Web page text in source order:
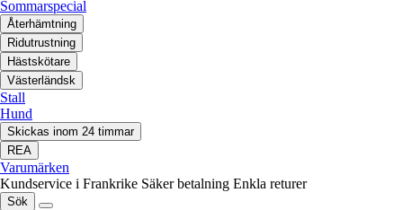
Sommarspecial
Återhämtning
Ridutrustning
Hästskötare
Västerländsk
Stall
Hund
Skickas inom 24 timmar
REA
Varumärken
Kundservice i Frankrike Säker betalning Enkla returer
Sök